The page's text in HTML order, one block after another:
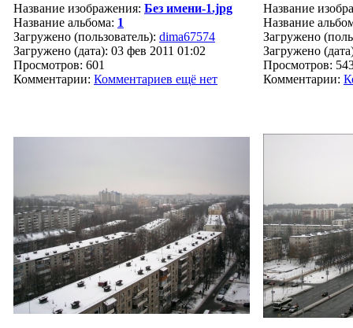
Название изображения: Без имени-1.jpg
Название альбома: 1
Загружено (пользователь): dima67574
Загружено (дата): 03 фев 2011 01:02
Просмотров: 601
Комментарии: Комментариев ещё нет
Название
Название
Загружено
Загружено
Просмотров:
Комментарии: